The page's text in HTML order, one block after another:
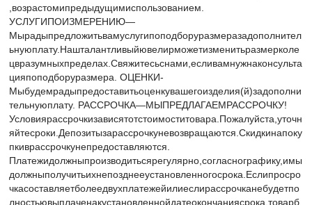
,возрастомипредыдущимиспользованием.
УСЛУГИПОИЗМЕРЕНИЮ—
Мырадыпредложитьвамуслугипоподборуразмеразадополнител
ьнуюплату.Нашталантливыйювелирможетизменитьразмерколе
цвразумныхпределах.Свяжитесьснами,есливамнужнаконсульта
цияпоподборуразмера. ОЦЕНКИ-
Мыбудемрадыпредоставитьоценкувашегоизделия(й)задополни
тельнуюплату. РАССРОЧКА—МЫПРЕДЛАГАЕМРАССРОЧКУ!
Условиярассрочкизависятотстоимоститовара.Пожалуйста,уточн
яйтесроки.Депозитызарассрочкуневозвращаются.Скидкинапоку
пкиврассрочкунепредоставляются.
Платежидолжныпроизводитьсярегулярно,согласнографику,имы
должныполучитьихнепозднееустановленногосрока.Еслипросро
чкасоставляетболеедвухплатежейилиеслирассрочканебудетпо
лностьювыплаченакустановленнойдатеокончаниясрока,товарб